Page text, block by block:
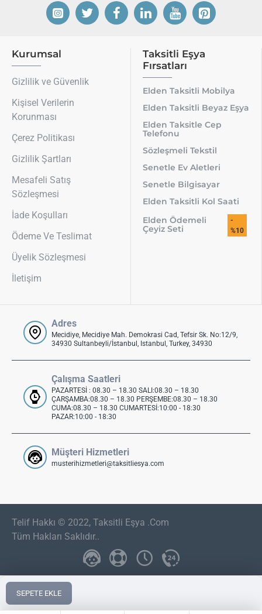
SEPETE EKLE
Kurumsal
Gizlilik ve Güvenlik
Kişisel Verilerin
Korunması
Çerez Politikası
Gizlilik Şartları
Mesafeli Satış
Sözleşmesi
İade Koşulları
Ödeme Ve Teslimat
Üyelik Sözleşmesi
İletişim
Taksitli Eşya
Fırsatları
Elden Taksitli Mobilya
Elden Taksitli Beyaz Eşya
Elden Taksitle Cep
Telefonu
Sözleşmeli Tekstil
Senetle Ev Aletleri
Senetle Bilgisayar
Elden Taksitli Kol Saati
Elden Ödemeli
Çeyiz Seti
-
%10
Adres
Mecidiye, Mecidiye Mah. Demokrasi Cad, Tefsir Sk. No:12/9,
34930 Sultanbeyli/İstanbul, Istanbul, Turkey, 34930
Çalışma Saatleri
PAZARTESİ : 08.30 – 18.30 SALI:08.30 – 18.30
ÇARŞAMBA:08.30 – 18.30 PERŞEMBE:08.30 – 18.30
CUMA:08.30 – 18.30 CUMARTESİ:10:00 - 18:30
PAZAR:10:00 - 18:30
Müşteri Hizmetleri
musterihizmetleri@taksitliesya.com
Telif Hakkı © 2022, Taksitli Eşya .Com
Tüm Hakları Saklıdır..